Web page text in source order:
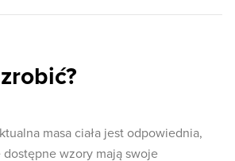
masa ciała jest odpowiednia,
wzory mają swoje